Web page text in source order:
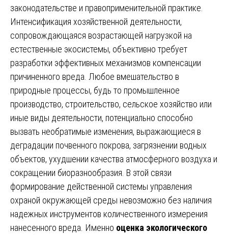
законодательстве и правоприменительной практике.
Интенсификация хозяйственной деятельности,
сопровождающаяся возрастающей нагрузкой на
естественные экосистемы, объективно требует
разработки эффективных механизмов компенсации
причиненного вреда. Любое вмешательство в
природные процессы, будь то промышленное
производство, строительство, сельское хозяйство или
иные виды деятельности, потенциально способно
вызвать необратимые изменения, выражающиеся в
деградации почвенного покрова, загрязнении водных
объектов, ухудшении качества атмосферного воздуха и
сокращении биоразнообразия. В этой связи
формирование действенной системы управления
охраной окружающей среды невозможно без наличия
надежных инструментов количественного измерения
нанесенного вреда. Именно оценка экологического